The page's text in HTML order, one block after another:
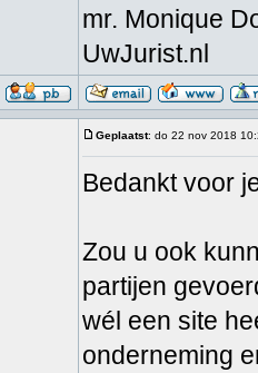
mr. Monique
UwJurist.nl
Geplaatst: do 22 nov 2018
Bedankt voor
Zou u ook
partijen
wél een site
onderneming